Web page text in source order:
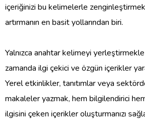
içeriğinizi bu kelimelerle
artırmanın en basit yollarından biri.
Yalnızca anahtar kelimeyi yerleştirmekle
zamanda ilgi çekici ve özgün içerikler
Yerel etkinlikler, tanıtımlar veya
makaleler yazmak, hem bilgilendirici
ilgisini çeken içerikler oluşturmanızı